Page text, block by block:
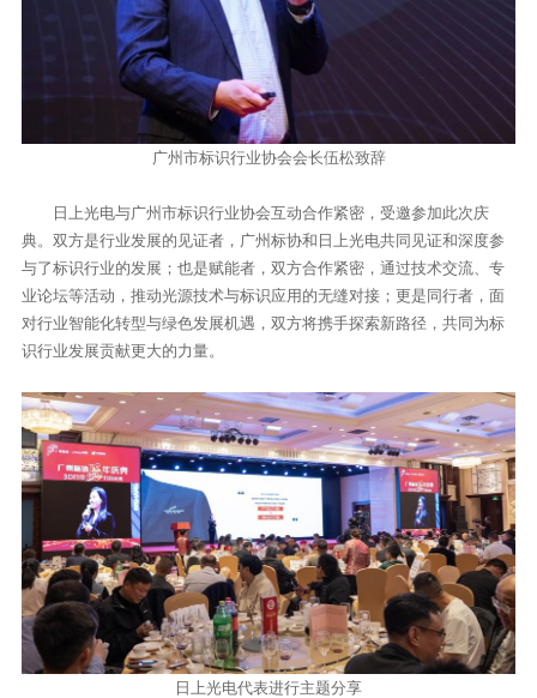
广州市标识行业协会会长伍松致辞
日上光电与广州市标识行业协会互动合作紧密，受邀参加此次庆
典。双方是行业发展的见证者，广州标协和日上光电共同见证和深度参
与了标识行业的发展；也是赋能者，双方合作紧密，通过技术交流、专
业论坛等活动，推动光源技术与标识应用的无缝对接；更是同行者，面
对行业智能化转型与绿色发展机遇，双方将携手探索新路径，共同为标
识行业发展贡献更大的力量。
日上光电代表进行主题分享